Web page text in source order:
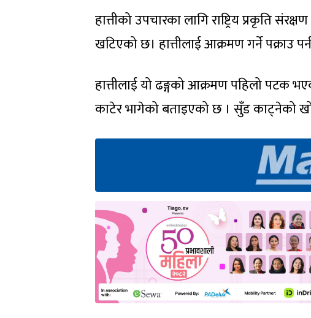
हात्तीको उपचारका लागि राष्ट्रिय प्रकृति
खटिएको छ। हात्तीलाई आक्रमण गर्ने पक्राउ
हात्तीलाई यो ढङ्गको आक्रमण पहिलो पटक
काटेर भागेको बताइएको छ । सुँड काट्नेको